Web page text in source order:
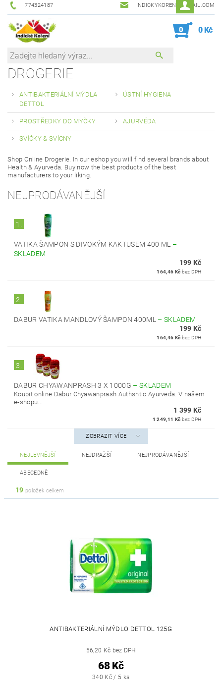
774324187 INDICKYKORENI@GMAIL.COM
0 0 Kč
DROGERIE
ANTIBAKTERIÁLNÍ MÝDLA
DETTOL
ÚSTNÍ HYGIENA
PROSTŘEDKY DO MYČKY AJURVÉDA
SVÍČKY & SVÍCNY
Shop Online Drogerie. In our eshop you will find several brands about
Health & Ayurveda. Buy now the best products of the best
manufacturers to your liking.
NEJPRODÁVANĚJŠÍ
1.
VATIKA ŠAMPON S DIVOKÝM KAKTUSEM 400 ML –
SKLADEM
199 Kč
164,46 Kč bez DPH
2.
DABUR VATIKA MANDLOVÝ ŠAMPON 400ML – SKLADEM
199 Kč
164,46 Kč bez DPH
3.
DABUR CHYAWANPRASH 3 X 1000G –SKLADEM
Koupit online Dabur Chyawanprash Authsntic Ayurveda. V našem
e-shopu...
1 399 Kč
1 249,11 Kč bez DPH
ZOBRAZIT VÍCE
NEJLEVNĚJŠÍ NEJDRAŽŠÍ NEJPRODÁVANĚJŠÍ
ABECEDNĚ
19 položek celkem
ANTIBAKTERIÁLNÍ MÝDLO DETTOL 125G
56,20 Kč bez DPH
68 Kč
340 Kč / 5 ks